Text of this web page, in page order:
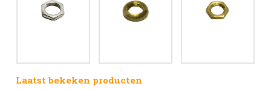
Laatst bekeken producten